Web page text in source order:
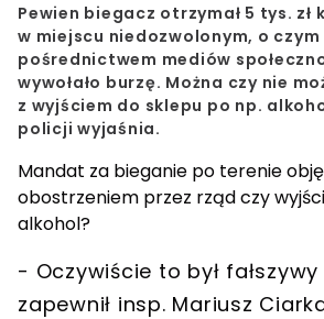
Pewien biegacz otrzymał 5 tys. zł
w miejscu niedozwolonym, o
pośrednictwem mediów
wywołało burzę. Można czy nie
z wyjściem do sklepu po np.
policji wyjaśnia.
Mandat za bieganie po terenie
obostrzeniem przez rząd czy
alkohol?
- Oczywiście to był
zapewnił insp. Mariusz